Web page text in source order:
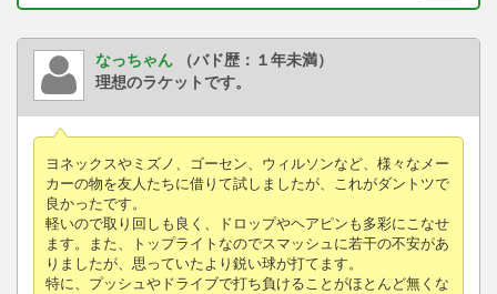
なっちゃん
（バド歴：１年未満）
理想のラケットです。
ヨネックスやミズノ、ゴーセン、ウィルソンなど、様々なメー
カーの物を友人たちに借りて試しましたが、これがダントツで
良かったです。
軽いので取り回しも良く、ドロップやヘアピンも多彩にこなせ
ます。また、トップライトなのでスマッシュに若干の不安があ
りましたが、思っていたより鋭い球が打てます。
特に、プッシュやドライブで打ち負けることがほとんど無くな